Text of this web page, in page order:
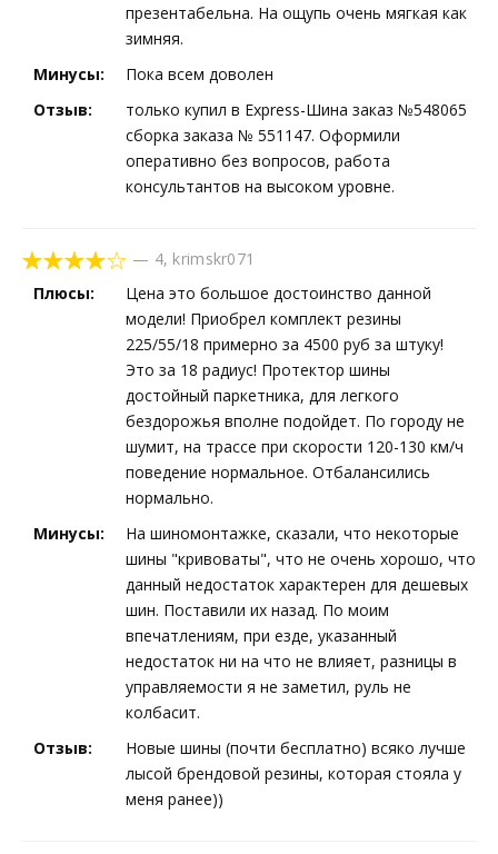
презентабельна. На ощупь очень мягкая как
зимняя.
Минусы:
Пока всем доволен
Отзыв:
только купил в Express-Шина заказ №548065
сборка заказа № 551147. Оформили
оперативно без вопросов, работа
консультантов на высоком уровне.
— 4, krimskr071
Плюсы:
Цена это большое достоинство данной
модели! Приобрел комплект резины
225/55/18 примерно за 4500 руб за штуку!
Это за 18 радиус! Протектор шины
достойный паркетника, для легкого
бездорожья вполне подойдет. По городу не
шумит, на трассе при скорости 120-130 км/ч
поведение нормальное. Отбалансились
нормально.
Минусы:
На шиномонтажке, сказали, что некоторые
шины "кривоваты", что не очень хорошо, что
данный недостаток характерен для дешевых
шин. Поставили их назад. По моим
впечатлениям, при езде, указанный
недостаток ни на что не влияет, разницы в
управляемости я не заметил, руль не
колбасит.
Отзыв:
Новые шины (почти бесплатно) всяко лучше
лысой брендовой резины, которая стояла у
меня ранее))